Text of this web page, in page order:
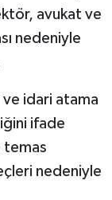
avukat ve
nedeniyle
idari atama
ifade
temas
nedeniyle